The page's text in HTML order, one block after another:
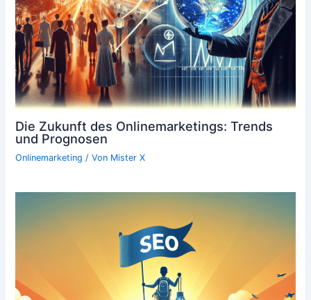
Die Zukunft des Onlinemarketings: Trends
und Prognosen
Onlinemarketing / Von Mister X